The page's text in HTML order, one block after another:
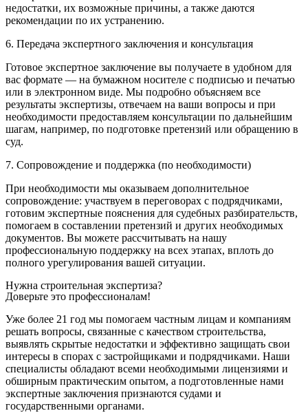
недостатки, их возможные причины, а также даются
рекомендации по их устранению.
6. Передача экспертного заключения и консультация
Готовое экспертное заключение вы получаете в удобном для
вас формате — на бумажном носителе с подписью и печатью
или в электронном виде. Мы подробно объясняем все
результаты экспертизы, отвечаем на ваши вопросы и при
необходимости предоставляем консультации по дальнейшим
шагам, например, по подготовке претензий или обращению в
суд.
7. Сопровождение и поддержка (по необходимости)
При необходимости мы оказываем дополнительное
сопровождение: участвуем в переговорах с подрядчиками,
готовим экспертные пояснения для судебных разбирательств,
помогаем в составлении претензий и других необходимых
документов. Вы можете рассчитывать на нашу
профессиональную поддержку на всех этапах, вплоть до
полного урегулирования вашей ситуации.
Нужна строительная экспертиза?
Доверьте это профессионалам!
Уже более 21 год мы помогаем частным лицам и компаниям
решать вопросы, связанные с качеством строительства,
выявлять скрытые недостатки и эффективно защищать свои
интересы в спорах с застройщиками и подрядчиками. Наши
специалисты обладают всеми необходимыми лицензиями и
обширным практическим опытом, а подготовленные нами
экспертные заключения признаются судами и
государственными органами.